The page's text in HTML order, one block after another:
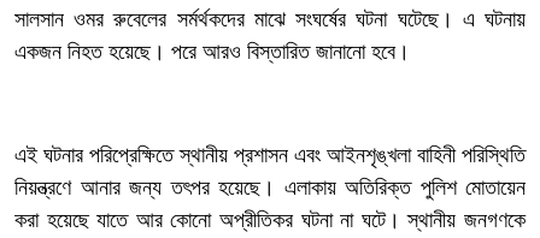
সালসান ওমর রুবেলের সর্মর্থকদের মাঝে সংঘর্ষের ঘটনা ঘটেছে। এ ঘটনায়
একজন নিহত হয়েছে। পরে আরও বিস্তারিত জানানো হবে।
‎এই ঘটনার পরিপ্রেক্ষিতে স্থানীয় প্রশাসন এবং আইনশৃঙ্খলা বাহিনী পরিস্থিতি
নিয়ন্ত্রণে আনার জন্য তৎপর হয়েছে। এলাকায় অতিরিক্ত পুলিশ মোতায়েন
করা হয়েছে যাতে আর কোনো অপ্রীতিকর ঘটনা না ঘটে। স্থানীয় জনগণকে